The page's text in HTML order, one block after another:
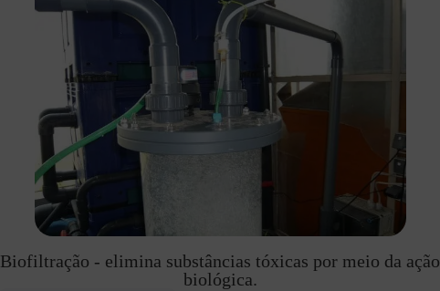
Biofiltração - elimina substâncias tóxicas por meio da ação
biológica.